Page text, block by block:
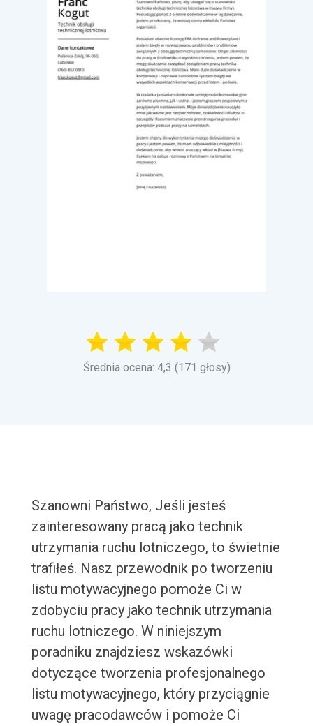
Średnia ocena: 4,3 (171 głosy)
Szanowni Państwo, Jeśli jesteś
zainteresowany pracą jako technik
utrzymania ruchu lotniczego, to świetnie
trafiłeś. Nasz przewodnik po tworzeniu
listu motywacyjnego pomoże Ci w
zdobyciu pracy jako technik utrzymania
ruchu lotniczego. W niniejszym
poradniku znajdziesz wskazówki
dotyczące tworzenia profesjonalnego
listu motywacyjnego, który przyciągnie
uwagę pracodawców i pomoże Ci